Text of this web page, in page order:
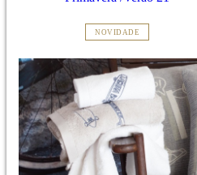
NOVIDADE